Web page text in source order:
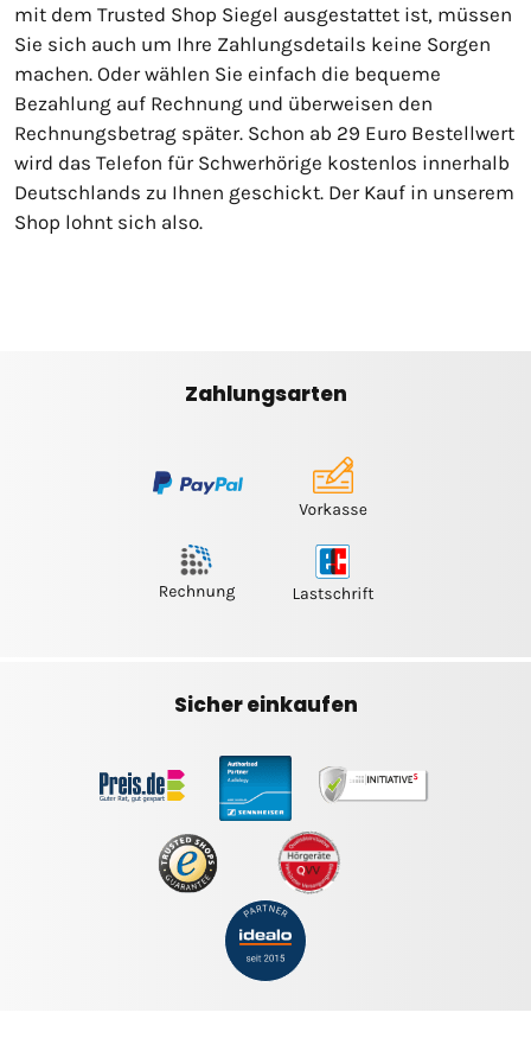
mit dem Trusted Shop Siegel ausgestattet ist, müssen
Sie sich auch um Ihre Zahlungsdetails keine Sorgen
machen. Oder wählen Sie einfach die bequeme
Bezahlung auf Rechnung und überweisen den
Rechnungsbetrag später. Schon ab 29 Euro Bestellwert
wird das Telefon für Schwerhörige kostenlos innerhalb
Deutschlands zu Ihnen geschickt. Der Kauf in unserem
Shop lohnt sich also.
Zahlungsarten
Sicher einkaufen